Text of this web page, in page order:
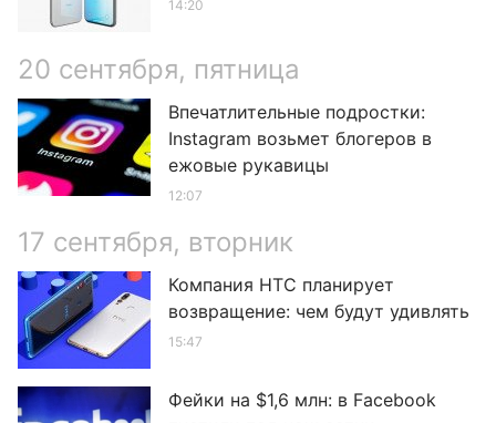
14:20
20 сентября, пятница
Впечатлительные подростки:
Instagram возьмет блогеров в
ежовые рукавицы
12:07
17 сентября, вторник
Компания HTC планирует
возвращение: чем будут удивлять
15:47
Фейки на $1,6 млн: в Facebook